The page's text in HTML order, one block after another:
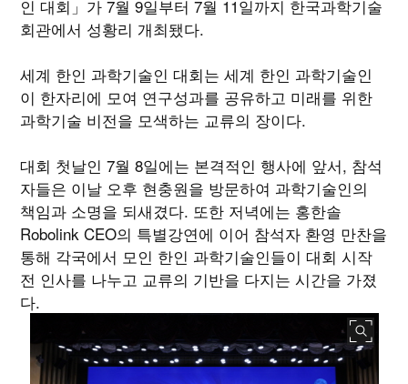
인 대회」가 7월 9일부터 7월 11일까지 한국과학기술
회관에서 성황리 개최됐다.
세계 한인 과학기술인 대회는 세계 한인 과학기술인
이 한자리에 모여 연구성과를 공유하고 미래를 위한
과학기술 비전을 모색하는 교류의 장이다.
대회 첫날인 7월 8일에는 본격적인 행사에 앞서, 참석
자들은 이날 오후 현충원을 방문하여 과학기술인의
책임과 소명을 되새겼다. 또한 저녁에는 홍한솔
Robolink CEO의 특별강연에 이어 참석자 환영 만찬을
통해 각국에서 모인 한인 과학기술인들이 대회 시작
전 인사를 나누고 교류의 기반을 다지는 시간을 가졌
다.